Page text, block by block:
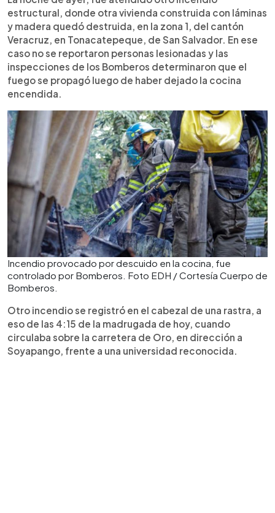
estructural, donde otra vivienda construida con láminas
y madera quedó destruida, en la zona 1, del cantón
Veracruz, en Tonacatepeque, de San Salvador. En ese
caso no se reportaron personas lesionadas y las
inspecciones de los Bomberos determinaron que el
fuego se propagó luego de haber dejado la cocina
encendida.
Incendio provocado por descuido en la cocina, fue
controlado por Bomberos. Foto EDH / Cortesía Cuerpo de
Bomberos.
Otro incendio se registró en el cabezal de una rastra, a
eso de las 4:15 de la madrugada de hoy, cuando
circulaba sobre la carretera de Oro, en dirección a
Soyapango, frente a una universidad reconocida.